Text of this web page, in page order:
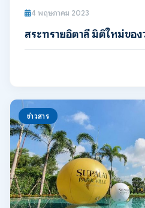
4 พฤษภาคม 2023
สระทรายอิตาลี มิติใหม่ของ
ข่าวสาร